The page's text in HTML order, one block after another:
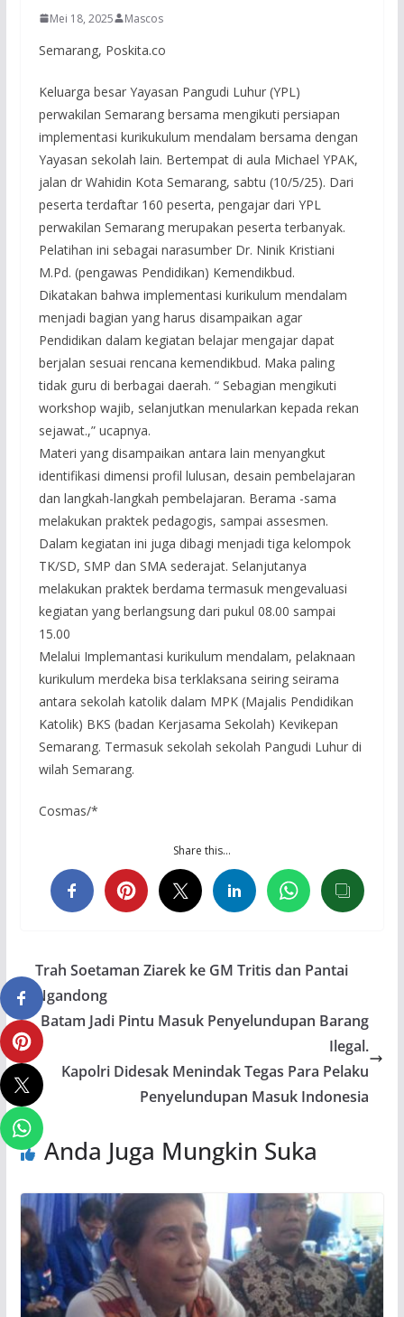
Mei 18, 2025 Mascos
Semarang, Poskita.co
Keluarga besar Yayasan Pangudi Luhur (YPL)
perwakilan Semarang bersama mengikuti persiapan
implementasi kurikukulum mendalam bersama dengan
Yayasan sekolah lain. Bertempat di aula Michael YPAK,
jalan dr Wahidin Kota Semarang, sabtu (10/5/25). Dari
peserta terdaftar 160 peserta, pengajar dari YPL
perwakilan Semarang merupakan peserta terbanyak.
Pelatihan ini sebagai narasumber Dr. Ninik Kristiani
M.Pd. (pengawas Pendidikan) Kemendikbud.
Dikatakan bahwa implementasi kurikulum mendalam
menjadi bagian yang harus disampaikan agar
Pendidikan dalam kegiatan belajar mengajar dapat
berjalan sesuai rencana kemendikbud. Maka paling
tidak guru di berbagai daerah. “ Sebagian mengikuti
workshop wajib, selanjutkan menularkan kepada rekan
sejawat.,” ucapnya.
Materi yang disampaikan antara lain menyangkut
identifikasi dimensi profil lulusan, desain pembelajaran
dan langkah-langkah pembelajaran. Berama -sama
melakukan praktek pedagogis, sampai assesmen.
Dalam kegiatan ini juga dibagi menjadi tiga kelompok
TK/SD, SMP dan SMA sederajat. Selanjutanya
melakukan praktek berdama termasuk mengevaluasi
kegiatan yang berlangsung dari pukul 08.00 sampai
15.00
Melalui Implemantasi kurikulum mendalam, pelaknaan
kurikulum merdeka bisa terklaksana seiring seirama
antara sekolah katolik dalam MPK (Majalis Pendidikan
Katolik) BKS (badan Kerjasama Sekolah) Kevikepan
Semarang. Termasuk sekolah sekolah Pangudi Luhur di
wilah Semarang.
Cosmas/*
Share this…
Trah Soetaman Ziarek ke GM Tritis dan Pantai
Ngandong
Batam Jadi Pintu Masuk Penyelundupan Barang
Ilegal.
Kapolri Didesak Menindak Tegas Para Pelaku
Penyelundupan Masuk Indonesia
Anda Juga Mungkin Suka